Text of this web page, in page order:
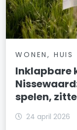
WONEN, HUIS
Inklapbare
spelen,
24 april 2026